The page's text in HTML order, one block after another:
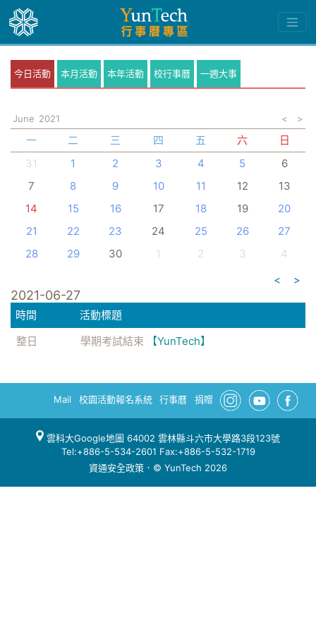
今日活動 本月活動 本年活動 校行事曆 一週大事
June 2021 < >
一 二 三 四 五 六
日
31
1 2 3 4 5
6
7
8 9 10 11 12
13
14
15 16 17 18 19
20
21
22 23 24 25 26
27
28
29 30 1 2 3
4
<
>
2021-06-27
時間
活動標題
整日
學期考試結束 【YunTech】
Mail 校園活動報名系統 行事曆 捐贈
雲科大Google地圖 64002 雲林縣斗六市大學路3段123號
Tel:+886-5-534-2601 Fax:+886-5-532-1719
資通安全政策 ．© YunTech 2026